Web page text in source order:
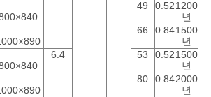
49 0.521200
년
66 0.841500
년
6.4 53 0.521500
년
80 0.842000
년